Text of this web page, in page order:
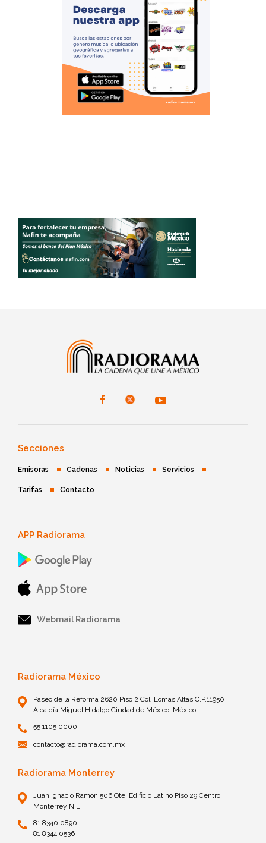
Secciones
Emisoras Cadenas Noticias Servicios
Tarifas Contacto
APP Radiorama
Webmail Radiorama
Radiorama México
Paseo de la Reforma 2620 Piso 2 Col. Lomas Altas C.P.11950
Alcaldía Miguel Hidalgo Ciudad de México, México
55 1105 0000
contacto@radiorama.com.mx
Radiorama Monterrey
Juan Ignacio Ramon 506 Ote. Edificio Latino Piso 29 Centro,
Monterrey N.L.
81 8340 0890
81 8344 0536